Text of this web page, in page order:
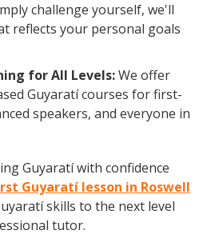
challenge yourself, we'll
reflects your personal goals
for All Levels:We offer
Guyaratí courses for first-
speakers, and everyone in
Guyaratí with confidence
Guyaratí lesson in Roswell
skills to the next level
tutor.